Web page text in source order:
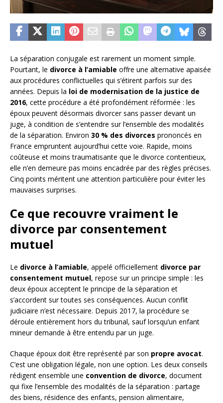
La séparation conjugale est rarement un moment simple.
Pourtant, le divorce à l’amiable offre une alternative apaisée
aux procédures conflictuelles qui s’étirent parfois sur des
années. Depuis la loi de modernisation de la justice de
2016, cette procédure a été profondément réformée : les
époux peuvent désormais divorcer sans passer devant un
juge, à condition de s’entendre sur l’ensemble des modalités
de la séparation. Environ 30 % des divorces prononcés en
France empruntent aujourd’hui cette voie. Rapide, moins
coûteuse et moins traumatisante que le divorce contentieux,
elle n’en demeure pas moins encadrée par des règles précises.
Cinq points méritent une attention particulière pour éviter les
mauvaises surprises.
Ce que recouvre vraiment le
divorce par consentement
mutuel
Le divorce à l’amiable, appelé officiellement divorce par
consentement mutuel, repose sur un principe simple : les
deux époux acceptent le principe de la séparation et
s’accordent sur toutes ses conséquences. Aucun conflit
judiciaire n’est nécessaire. Depuis 2017, la procédure se
déroule entièrement hors du tribunal, sauf lorsqu’un enfant
mineur demande à être entendu par un juge.
Chaque époux doit être représenté par son propre avocat.
C’est une obligation légale, non une option. Les deux conseils
rédigent ensemble une convention de divorce, document
qui fixe l’ensemble des modalités de la séparation : partage
des biens, résidence des enfants, pension alimentaire,